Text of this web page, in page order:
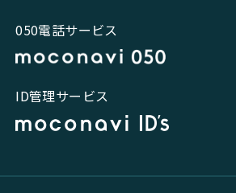
050電話サービス
ID管理サービス